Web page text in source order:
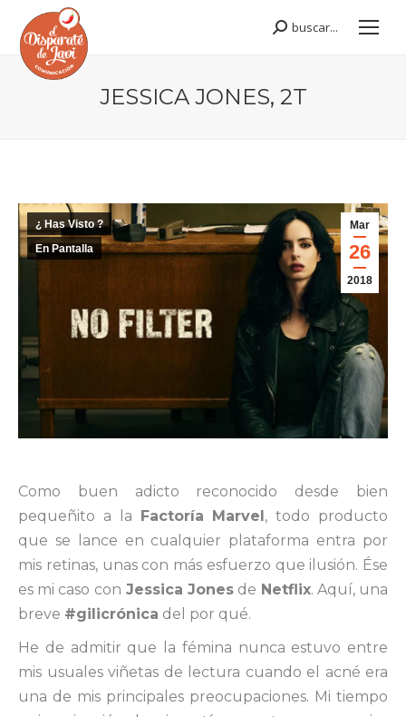
Buscar:
buscar...
JESSICA JONES, 2T
Mar
26
2018
¿ Has Visto ?
En Pantalla
Como buen adicto reconocido desde bien
pequeñito a la Factoría Marvel, todo producto
que se lance en cualquier plataforma entra por
mis retinas, unas con más esfuerzo que ilusión. Ése
es mi caso con Jessica Jones de Netflix. Aquí, una
breve #gilicrónica del por qué.
He de admitir que la fémina nunca estuvo entre
mis usuales viñetas de lectura cuando el acné era
una de mis principales preocupaciones. Mi tiempo